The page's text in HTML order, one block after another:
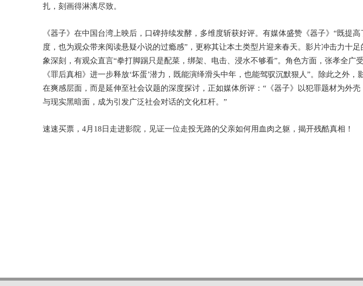
扎，刻画得淋漓尽致。
《器子》在中国台湾上映后，口碑持续发酵，多维度斩获好评。有媒体盛赞《器子》“既提
度，也为观众带来阅读悬疑小说的过瘾感”，更称其让本土类型片迎来春天。影片冲击力十足
象深刻，有观众直言“拳打脚踢只是配菜，绑架、电击、浸水不够看”。角色方面，张孝全广
《罪后真相》进一步释放‘坏蛋’潜力，既能演绎滑头中年，也能驾驭沉默狠人”。除此之外，
在爽感层面，而是延伸至社会议题的深度探讨，正如媒体所评：“《器子》以犯罪题材为外
与现实黑暗面，成为引发广泛社会对话的文化杠杆。”
速速买票，4月18日走进影院，见证一位走投无路的父亲如何用血肉之躯，揭开残酷真相！